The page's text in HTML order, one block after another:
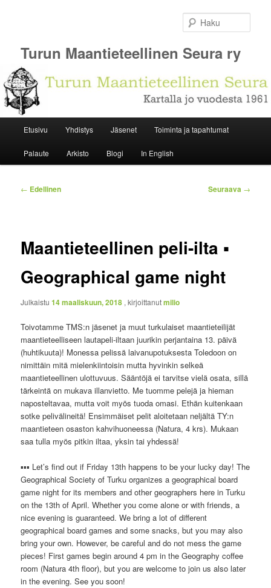
Turun Maantieteellinen Seura ry
Etusivu Yhdistys Jäsenet Toiminta ja tapahtumat
Palaute Arkisto Blogi In English
Artikkelien
← Edellinen Seuraava →
Maantieteellinen peli-ilta ▪
Geographical game night
Julkaistu14 maaliskuun, 2018 , kirjoittanutmilio
Toivotamme TMS:n jäsenet ja muut turkulaiset maantieteilijät
maantieteelliseen lautapeli-iltaan juurikin perjantaina 13. päivä
(huhtikuuta)! Monessa pelissä laivanupotuksesta Toledoon on
nimittäin mitä mielenkiintoisin mutta hyvinkin selkeä
maantieteellinen ulottuvuus. Sääntöjä ei tarvitse vielä osata, sillä
tärkeintä on mukava illanvietto. Me tuomme pelejä ja hieman
naposteltavaa, mutta voit myös tuoda omasi. Ethän kuitenkaan
sotke pelivälineitä! Ensimmäiset pelit aloitetaan neljältä TY:n
maantieteen osaston kahvihuoneessa (Natura, 4 krs). Mukaan
saa tulla myös pitkin iltaa, yksin tai yhdessä!
▪▪▪ Let’s find out if Friday 13th happens to be your lucky day! The
Geographical Society of Turku organizes a geographical board
game night for its members and other geographers here in Turku
on the 13th of April. Whether you come alone or with friends, a
nice evening is guaranteed. We bring a lot of different
geographical board games and some snacks, but you may also
bring your own. However, be careful and do not mess the game
pieces! First games begin around 4 pm in the Geography coffee
room (Natura 4th floor), but you are welcome to join us also later
in the evening. See you soon!